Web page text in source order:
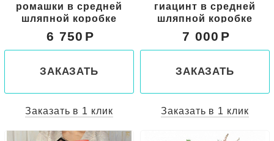
ромашки в средней
шляпной коробке
6 750
ЗАКАЗАТЬ
Заказать в 1 клик
гиацинт в средней
шляпной коробке
7 000
ЗАКАЗАТЬ
Заказать в 1 клик